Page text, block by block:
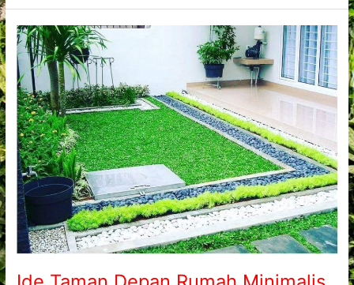
Ide
Taman
Depan
Rumah
Minimalis
Kreatif
di
Lahan
Terbatas